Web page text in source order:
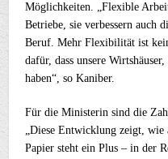
Möglichkeiten. „Flexible
Betriebe, sie verbessern auch
Beruf. Mehr Flexibilität ist
dafür, dass unsere
haben“, so Kaniber.
Für die Ministerin sind die
„Diese Entwicklung zeigt, wie
Papier steht ein Plus – in der